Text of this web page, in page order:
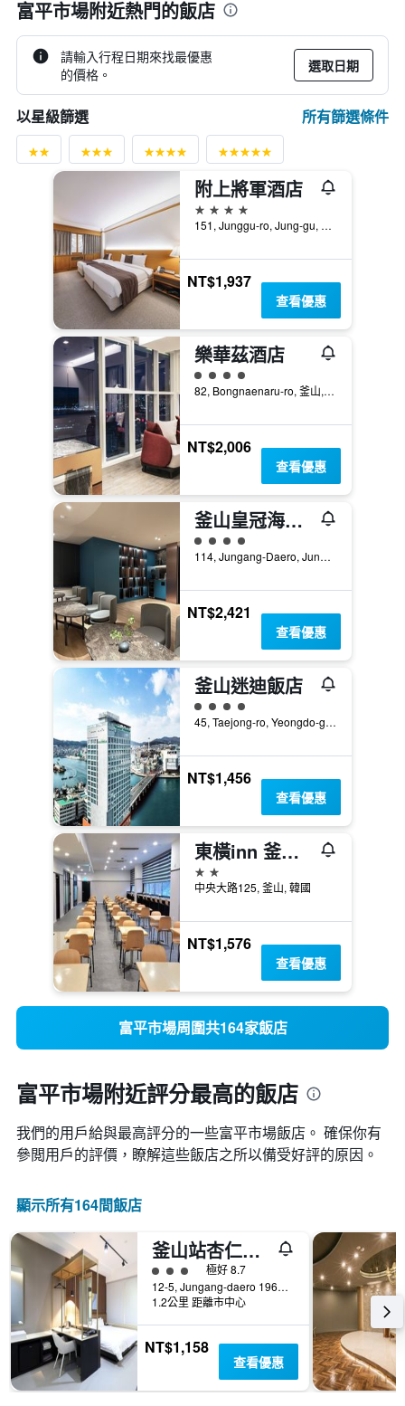
富平市場附近熱門的飯店
請輸入行程日期來找最優惠
的價格。
選取日期
以星級篩選 所有篩選條件
附上將軍酒店
4星級
151, Junggu-ro, Jung-gu, 釜山, 韓國
NT$1,937
查看優惠
樂華茲酒店
4星級評級
82, Bongnaenaru-ro, 釜山, 韓國
NT$2,006
查看優惠
釜山皇冠海港酒店
4星級評級
114, Jungang-Daero, Jung-gu, 釜山, 韓國
NT$2,421
查看優惠
釜山迷迪飯店
4星級評級
45, Taejong-ro, Yeongdo-gu, 釜山, 韓國
NT$1,456
查看優惠
東橫inn 釜山站2
2星級
中央大路125, 釜山, 韓國
NT$1,576
查看優惠
富平市場周圍共164家飯店
富平市場附近評分最高的飯店
我們的用戶給與最高評分的一些富平市場飯店。 確保你有
參閲用戶的評價，瞭解這些飯店之所以備受好評的原因。
顯示所有164間飯店
釜山站杏仁酒店
3星級評級極好 8.7
12-5, Jungang-daero 196beon-gil, Dong-gu, 釜山, 韓國
1.2公里 距離市中心
NT$1,158
查看優惠